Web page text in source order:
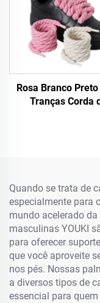
Rosa Branco
Tranças Corda
Quando se trata de
especialmente para
mundo acelerado
masculinas YOUKI
para oferecer
que você aproveite
nos pés. Nossas
a diversos tipos de
essencial para